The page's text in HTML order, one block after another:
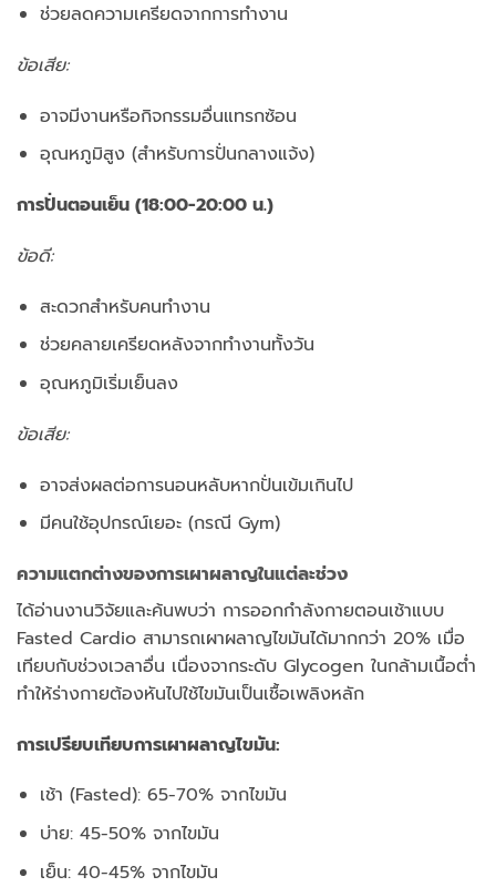
ช่วยลดความเครียดจากการทำงาน
ข้อเสีย:
อาจมีงานหรือกิจกรรมอื่นแทรกซ้อน
อุณหภูมิสูง (สำหรับการปั่นกลางแจ้ง)
การปั่นตอนเย็น (18:00-20:00 น.)
ข้อดี:
สะดวกสำหรับคนทำงาน
ช่วยคลายเครียดหลังจากทำงานทั้งวัน
อุณหภูมิเริ่มเย็นลง
ข้อเสีย:
อาจส่งผลต่อการนอนหลับหากปั่นเข้มเกินไป
มีคนใช้อุปกรณ์เยอะ (กรณี Gym)
ความแตกต่างของการเผาผลาญในแต่ละช่วง
ได้อ่านงานวิจัยและค้นพบว่า การออกกำลังกายตอนเช้าแบบ
Fasted Cardio สามารถเผาผลาญไขมันได้มากกว่า 20% เมื่อ
เทียบกับช่วงเวลาอื่น เนื่องจากระดับ Glycogen ในกล้ามเนื้อต่ำ
ทำให้ร่างกายต้องหันไปใช้ไขมันเป็นเชื้อเพลิงหลัก
การเปรียบเทียบการเผาผลาญไขมัน:
เช้า (Fasted): 65-70% จากไขมัน
บ่าย: 45-50% จากไขมัน
เย็น: 40-45% จากไขมัน